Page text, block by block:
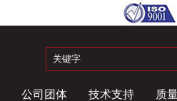
公司团体 技术支持 质